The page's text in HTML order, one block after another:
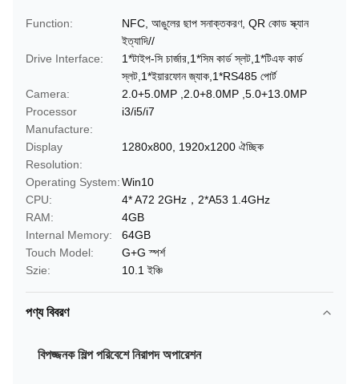
Function:
NFC, আঙুলের ছাপ সনাক্তকরণ, QR কোড স্ক্যান
ইত্যাদি//
Drive Interface:
1*টাইপ-সি চার্জার,1*সিম কার্ড স্লট,1*টিএফ কার্ড
স্লট,1*ইয়ারফোন জ্যাক,1*RS485 পোর্ট
Camera:
2.0+5.0MP ,2.0+8.0MP ,5.0+13.0MP
Processor
Manufacture:
i3/i5/i7
Display
Resolution:
1280x800, 1920x1200 ঐচ্ছিক
Operating System:Win10
CPU:
4* A72 2GHz，2*A53 1.4GHz
RAM:
4GB
Internal Memory:
64GB
Touch Model:
G+G স্পর্শ
Szie:
10.1 ইঞ্চি
পণ্য বিবরণ
বিপজ্জনক শিল্প পরিবেশে নিরাপদ অপারেশন